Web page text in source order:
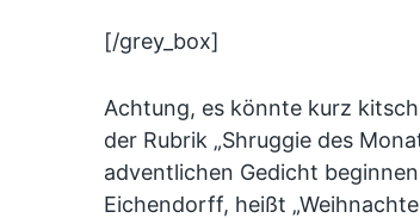
[/grey_box]
Achtung, es könnte kurz
der Rubrik „Shruggie des
adventlichen Gedicht
Eichendorff, heißt